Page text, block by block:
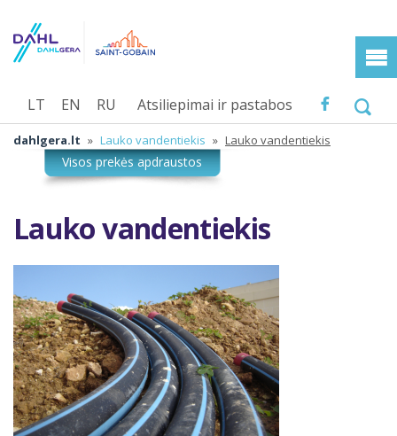
Atsiliepimai ir pastabos
LT EN RU
dahlgera.lt » Lauko vandentiekis » Lauko vandentiekis
Lauko vandentiekis